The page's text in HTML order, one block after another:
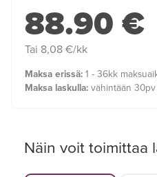
88.90 €
Tai 8,08 €/kk
Maksa erissä: 1 - 36kk
Maksa laskulla: vähintään
Näin voit toimittaa